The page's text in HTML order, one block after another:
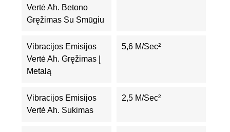
Vertė Ah. Betono
Gręžimas Su Smūgiu
Vibracijos Emisijos
Vertė Ah. Gręžimas Į
Metalą
5,6 M/sec²
Vibracijos Emisijos
Vertė Ah. Sukimas
2,5 M/sec²